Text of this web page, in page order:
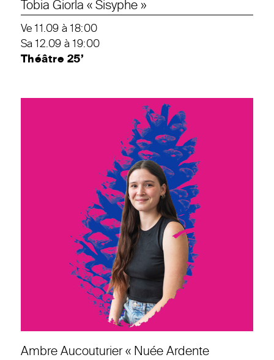
Tobia Giorla « Sisyphe »
Ve 11.09 à 18:00
Sa 12.09 à 19:00
Théâtre 25’
Ambre Aucouturier « Nuée Ardente